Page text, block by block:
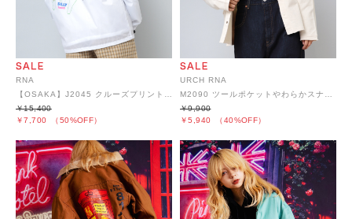
RNA
【OSAKA】J2045 クルーズプリントコーチジャケット
￥7,700 （50%OFF）
￥15,400
URCH RNA
M2090 ツールポケットやわらかスナップカーディガン
￥5,940 （40%OFF）
￥9,900